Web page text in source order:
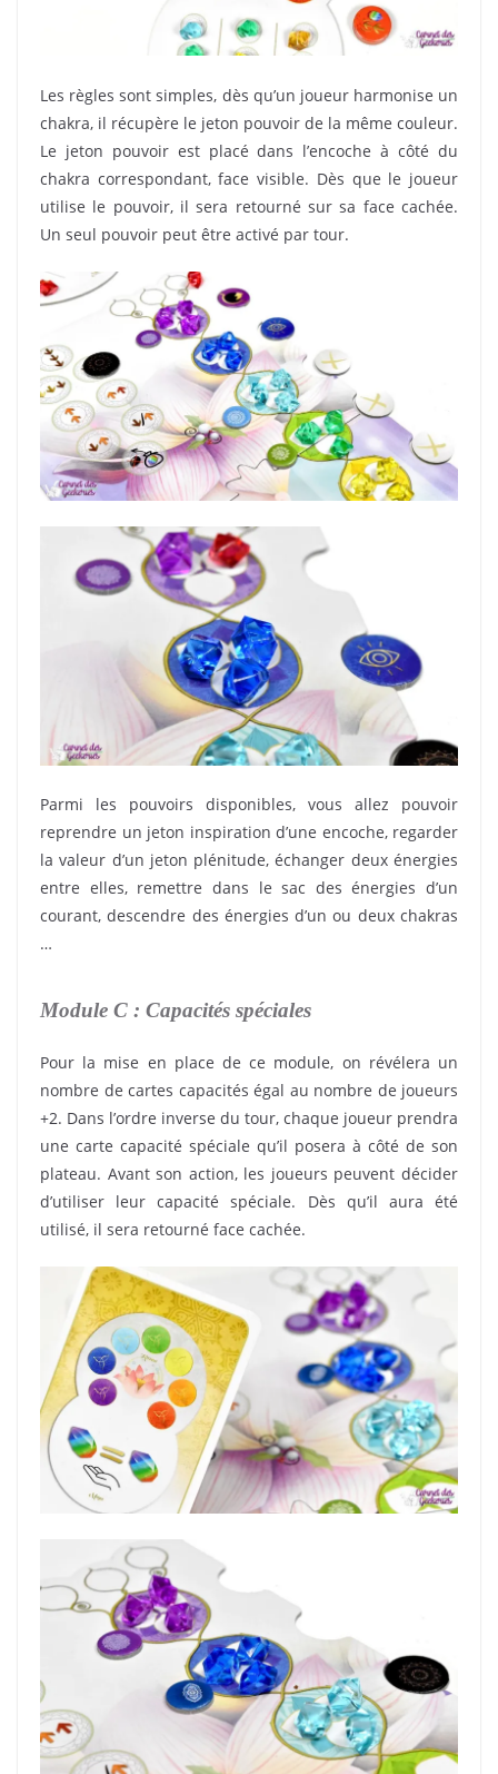
Les règles sont simples, dès qu’un joueur harmonise un
chakra, il récupère le jeton pouvoir de la même couleur.
Le jeton pouvoir est placé dans l’encoche à côté du
chakra correspondant, face visible. Dès que le joueur
utilise le pouvoir, il sera retourné sur sa face cachée.
Un seul pouvoir peut être activé par tour.
Parmi les pouvoirs disponibles, vous allez pouvoir
reprendre un jeton inspiration d’une encoche, regarder
la valeur d’un jeton plénitude, échanger deux énergies
entre elles, remettre dans le sac des énergies d’un
courant, descendre des énergies d’un ou deux chakras
…
Module C : Capacités spéciales
Pour la mise en place de ce module, on révélera un
nombre de cartes capacités égal au nombre de joueurs
+2. Dans l’ordre inverse du tour, chaque joueur prendra
une carte capacité spéciale qu’il posera à côté de son
plateau. Avant son action, les joueurs peuvent décider
d’utiliser leur capacité spéciale. Dès qu’il aura été
utilisé, il sera retourné face cachée.